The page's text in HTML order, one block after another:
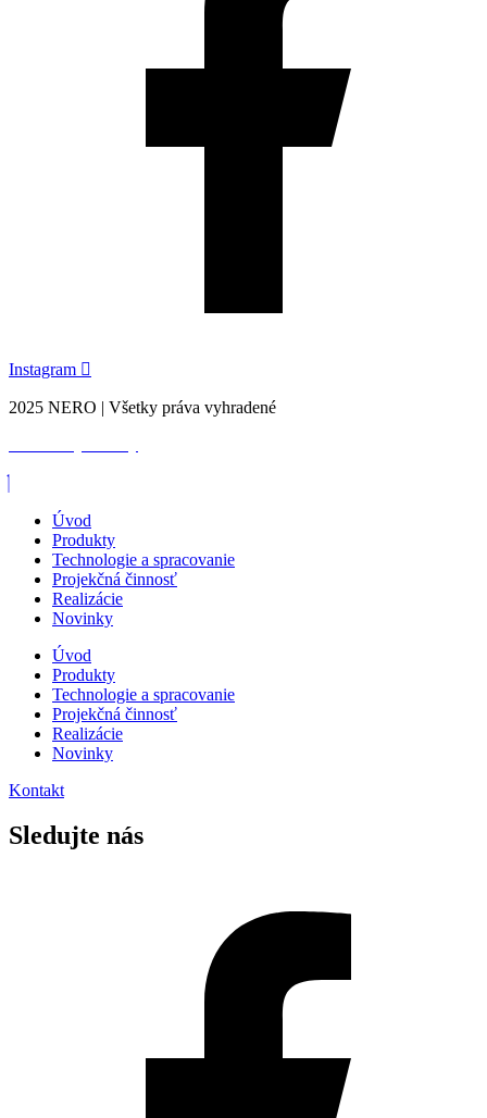
Instagram
2025 NERO | Všetky práva vyhradené
Úvod
Produkty
Technologie a spracovanie
Projekčná činnosť
Realizácie
Novinky
Úvod
Produkty
Technologie a spracovanie
Projekčná činnosť
Realizácie
Novinky
Kontakt
Sledujte nás